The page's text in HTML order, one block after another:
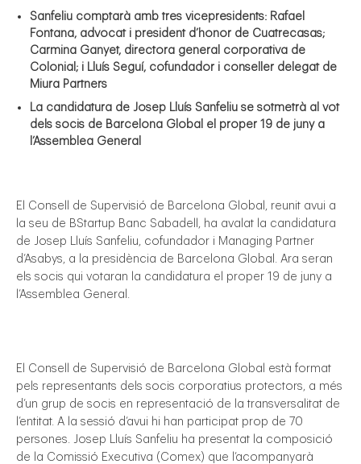
Sanfeliu comptarà amb tres vicepresidents: Rafael
Fontana, advocat i president d’honor de Cuatrecasas;
Carmina Ganyet, directora general corporativa de
Colonial; i Lluís Seguí, cofundador i conseller delegat de
Miura Partners
La candidatura de Josep Lluís Sanfeliu se sotmetrà al vot
dels socis de Barcelona Global el proper 19 de juny a
l’Assemblea General
El Consell de Supervisió de Barcelona Global, reunit avui a
la seu de BStartup Banc Sabadell, ha avalat la candidatura
de Josep Lluís Sanfeliu, cofundador i Managing Partner
d’Asabys, a la presidència de Barcelona Global. Ara seran
els socis qui votaran la candidatura el proper 19 de juny a
l’Assemblea General.
El Consell de Supervisió de Barcelona Global està format
pels representants dels socis corporatius protectors, a més
d’un grup de socis en representació de la transversalitat de
l’entitat. A la sessió d’avui hi han participat prop de 70
persones. Josep Lluís Sanfeliu ha presentat la composició
de la Comissió Executiva (Comex) que l’acompanyarà